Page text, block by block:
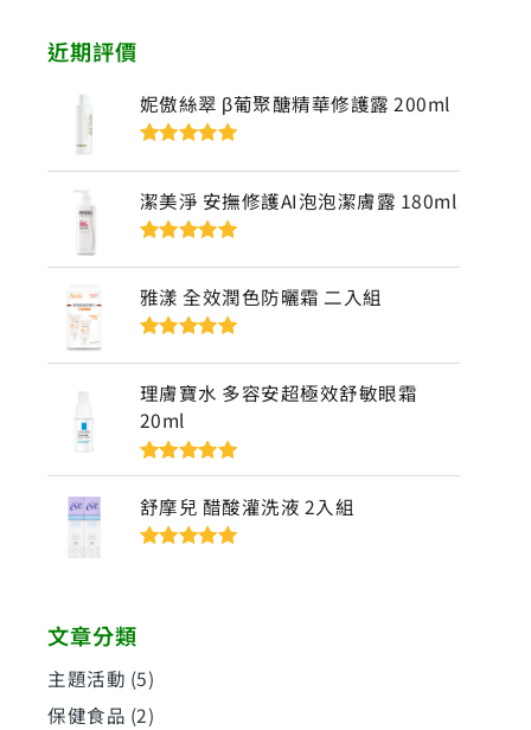
近期評價
妮傲絲翠 β葡聚醣精華修護露 200ml
5
潔美淨 安撫修護AI泡泡潔膚露 180ml
5
雅漾 全效潤色防曬霜 二入組
5
理膚寶水 多容安超極效舒敏眼霜
20ml
評分5滿分
舒摩兒 醋酸灌洗液 2入組
文章分類
主題活動 (5)
保健食品 (2)